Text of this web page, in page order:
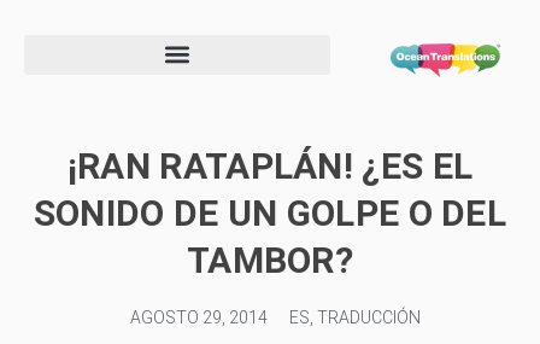
¡RAN RATAPLÁN! ¿ES EL
SONIDO DE UN GOLPE O DEL
TAMBOR?
AGOSTO 29, 2014 ES TRADUCCIÓN